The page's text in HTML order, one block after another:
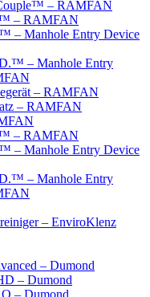
– RAMFAN
– RAMFAN
– Manhole Entry Device
– Manhole Entry
– RAMFAN
– RAMFAN
– RAMFAN
– Manhole Entry Device
– Manhole Entry
– EnviroKlenz
– Dumond
– Dumond
– Dumond